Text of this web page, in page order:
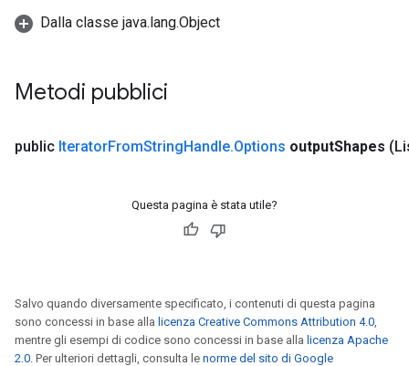
Dalla classe java.lang.Object
Metodi pubblici
public IteratorFromStringHandle.Options outputShapes
Questa pagina è stata utile?
Salvo quando diversamente specificato, i contenuti di questa pagina
sono concessi in base alla licenza Creative Commons Attribution 4.0,
mentre gli esempi di codice sono concessi in base alla licenza Apache
2.0. Per ulteriori dettagli, consulta le norme del sito di Google